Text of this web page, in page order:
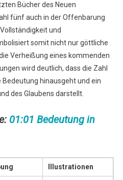
Bücher des Neuen
fünf auch in der Offenbarung
und
somit nicht nur göttliche
Verheißung eines kommenden
wird deutlich, dass die Zahl
hinausgeht und ein
des Glaubens darstellt.
01:01 Bedeutung in
Illustrationen